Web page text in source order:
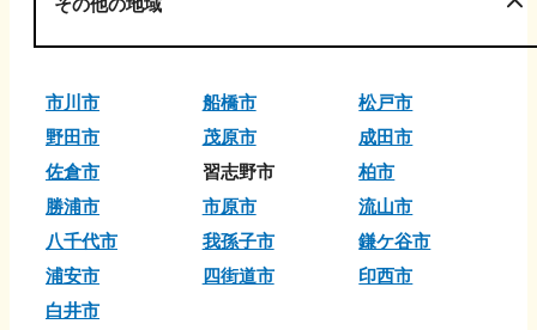
その他の地域
市川市 船橋市
松戸市
野田市
茂原市
成田市
佐倉市
習志野市
柏市
勝浦市
市原市
流山市
八千代市
我孫子市
鎌ケ谷市
浦安市
四街道市
印西市
白井市